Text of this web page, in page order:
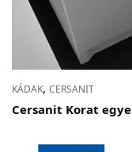
KÁDAK, CERSANIT
Cersanit Korat